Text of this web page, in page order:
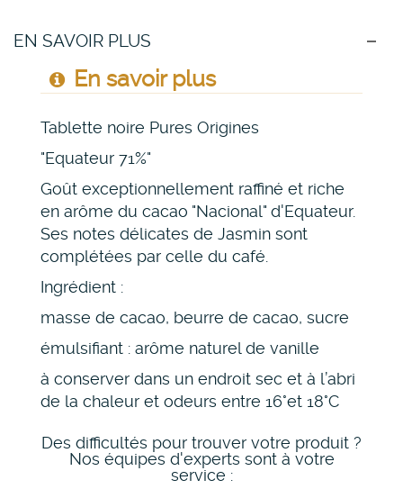
EN SAVOIR PLUS
En savoir plus
Tablette noire Pures Origines
"Equateur 71%"
Goût exceptionnellement raffiné et riche
en arôme du cacao "Nacional" d'Equateur.
Ses notes délicates de Jasmin sont
complétées par celle du café.
Ingrédient :
masse de cacao, beurre de cacao, sucre
émulsifiant : arôme naturel de vanille
à conserver dans un endroit sec et à l’abri
de la chaleur et odeurs entre 16°et 18°C
Des difficultés pour trouver votre produit ?
Nos équipes d'experts sont à votre
service :